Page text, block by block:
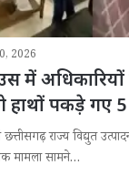
2026
में अधिकारियों
हाथों पकड़े गए
छत्तीसगढ़ राज्य विद्युत
मामला सामने…